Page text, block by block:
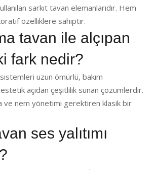
sarkıt tavan elemanlarıdır. Hem
özelliklere sahiptir.
tavan ile alçıpan
fark nedir?
uzun ömürlü, bakım
açıdan çeşitlilik sunan çözümlerdir.
ve nem yönetimi gerektiren klasik bir
ses yalıtımı